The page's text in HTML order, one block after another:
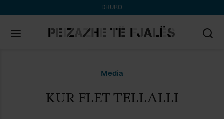
DHURO
Media
KUR FLET TELLALLI